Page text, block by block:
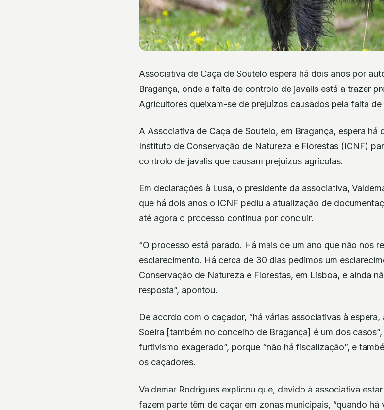
Associativa de Caça de Soutelo espera há dois anos por
Bragança, onde a falta de controlo de javalis está a trazer
Agricultores queixam-se de prejuízos causados pela falta
A Associativa de Caça de Soutelo, em Bragança, espera há
Instituto de Conservação de Natureza e Florestas (ICNF)
controlo de javalis que causam prejuízos agrícolas.
Em declarações à Lusa, o presidente da associativa,
que há dois anos o ICNF pediu a atualização de
até agora o processo continua por concluir.
“O processo está parado. Há mais de um ano que não nos
esclarecimento. Há cerca de 30 dias pedimos um
Conservação de Natureza e Florestas, em Lisboa, e ainda
resposta”, apontou.
De acordo com o caçador, “há várias associativas à
Soeira [também no concelho de Bragança] é um dos
furtivismo exagerado”, porque “não há fiscalização”, e
os caçadores.
Valdemar Rodrigues explicou que, devido à associativa
fazem parte têm de caçar em zonas municipais, “quando há